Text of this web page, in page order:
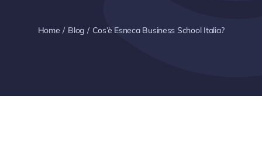
Home Blog Cos’è Esneca Business School Italia?